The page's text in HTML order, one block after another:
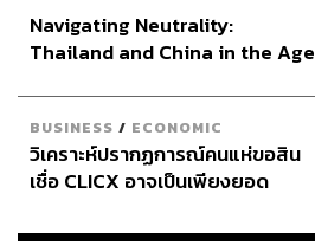
Navigating Neutrality:
Thailand and China in the Age
BUSINESS / ECONOMIC
วิเคราะห์ปรากฏการณ์คนแห่ขอสิน
เชื่อ CLICX อาจเป็นเพียงยอด
เรือนไทยที่ถูกซุกไว้